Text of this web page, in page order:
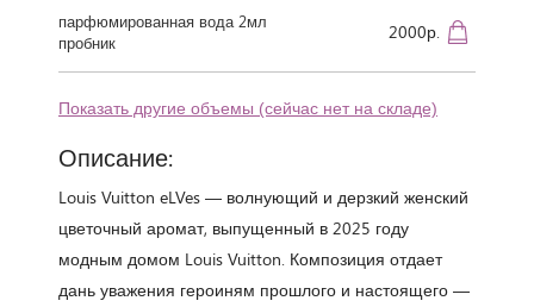
парфюмированная вода 2мл
пробник
2000р.
Показать другие объемы (сейчас нет на складе)
Описание:
Louis Vuitton eLVes — волнующий и дерзкий женский
цветочный аромат, выпущенный в 2025 году
модным домом Louis Vuitton. Композиция отдает
дань уважения героиням прошлого и настоящего —